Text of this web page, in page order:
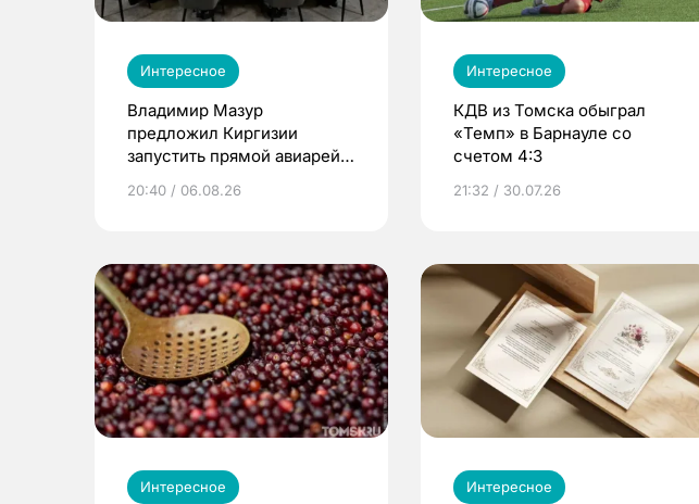
Интересное
Владимир Мазур
предложил Киргизии
запустить прямой авиарейс
20:40 / 06.08.26
Интересное
КДВ из Томска обыграл
«Темп» в Барнауле со
счетом 4:3
21:32 / 30.07.26
Интересное Интересное